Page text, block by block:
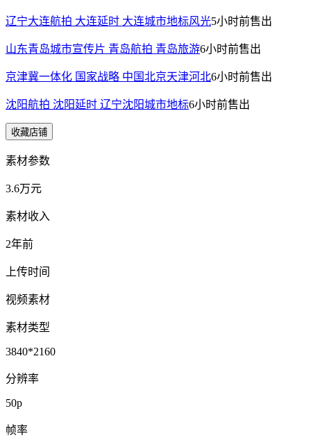
辽宁大连航拍 大连延时 大连城市地标风光5小时前售出
山东青岛城市宣传片 青岛航拍 青岛旅游6小时前售出
京津冀一体化 国家战略 中国北京天津河北6小时前售出
沈阳航拍 沈阳延时 辽宁沈阳城市地标6小时前售出
收藏店铺
素材参数
3.6万元
素材收入
2年前
上传时间
视频素材
素材类型
3840*2160
分辨率
50p
帧率